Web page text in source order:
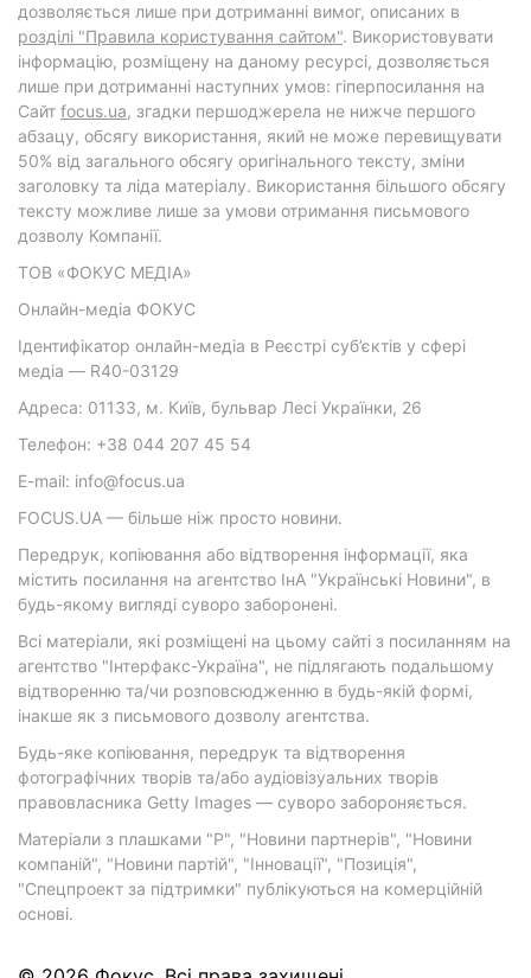
дозволяється лише при дотриманні вимог, описаних в
розділі "Правила користування сайтом". Використовувати
інформацію, розміщену на даному ресурсі, дозволяється
лише при дотриманні наступних умов: гіперпосилання на
Cайт focus.ua, згадки першоджерела не нижче першого
абзацу, обсягу використання, який не може перевищувати
50% від загального обсягу оригінального тексту, зміни
заголовку та ліда матеріалу. Використання більшого обсягу
тексту можливе лише за умови отримання письмового
дозволу Компанії.
ТОВ «ФОКУС МЕДІА»
Онлайн-медіа ФОКУС
Ідентифікатор онлайн-медіа в Реєстрі суб’єктів у сфері
медіа — R40-03129
Адреса: 01133, м. Київ, бульвар Лесі Українки, 26
Телефон: +38 044 207 45 54
E-mail: info@focus.ua
FOCUS.UA — більше ніж просто новини.
Передрук, копіювання або відтворення інформації, яка
містить посилання на агентство ІнА "Українські Новини", в
будь-якому вигляді суворо заборонені.
Всі матеріали, які розміщені на цьому сайті з посиланням на
агентство "Інтерфакс-Україна", не підлягають подальшому
відтворенню та/чи розповсюдженню в будь-якій формі,
інакше як з письмового дозволу агентства.
Будь-яке копіювання, передрук та відтворення
фотографічних творів та/або аудіовізуальних творів
правовласника Getty Images — суворо забороняється.
Матеріали з плашками "Р", "Новини партнерів", "Новини
компаній", "Новини партій", "Інновації", "Позиція",
"Спецпроект за підтримки" публікуються на комерційній
основі.